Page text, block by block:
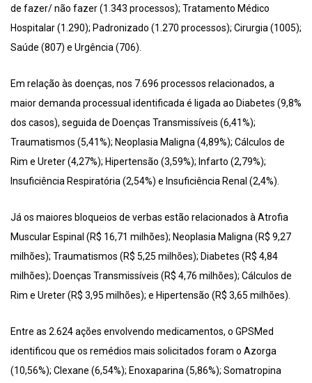
de fazer/ não fazer (1.343 processos); Tratamento Médico
Hospitalar (1.290); Padronizado (1.270 processos); Cirurgia (1005);
Saúde (807) e Urgência (706).
Em relação às doenças, nos 7.696 processos relacionados, a
maior demanda processual identificada é ligada ao Diabetes (9,8%
dos casos), seguida de Doenças Transmissíveis (6,41%);
Traumatismos (5,41%); Neoplasia Maligna (4,89%); Cálculos de
Rim e Ureter (4,27%); Hipertensão (3,59%); Infarto (2,79%);
Insuficiência Respiratória (2,54%) e Insuficiência Renal (2,4%).
Já os maiores bloqueios de verbas estão relacionados à Atrofia
Muscular Espinal (R$ 16,71 milhões); Neoplasia Maligna (R$ 9,27
milhões); Traumatismos (R$ 5,25 milhões); Diabetes (R$ 4,84
milhões); Doenças Transmissíveis (R$ 4,76 milhões); Cálculos de
Rim e Ureter (R$ 3,95 milhões); e Hipertensão (R$ 3,65 milhões).
Entre as 2.624 ações envolvendo medicamentos, o GPSMed
identificou que os remédios mais solicitados foram o Azorga
(10,56%); Clexane (6,54%); Enoxaparina (5,86%); Somatropina